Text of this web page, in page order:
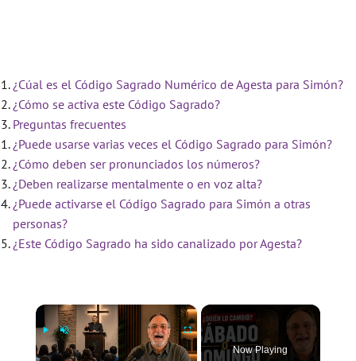
¿Cúal es el Código Sagrado Numérico de Agesta para Simón?
¿Cómo se activa este Código Sagrado?
Preguntas frecuentes
¿Puede usarse varias veces el Código Sagrado para Simón?
¿Cómo deben ser pronunciados los números?
¿Deben realizarse mentalmente o en voz alta?
¿Puede activarse el Código Sagrado para Simón a otras
personas?
¿Este Código Sagrado ha sido canalizado por Agesta?
×
Now Playing